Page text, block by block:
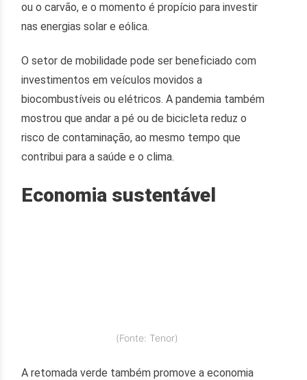
ou o carvão, e o momento é propício para investir
nas energias solar e eólica.
O setor de mobilidade pode ser beneficiado com
investimentos em veículos movidos a
biocombustíveis ou elétricos. A pandemia também
mostrou que andar a pé ou de bicicleta reduz o
risco de contaminação, ao mesmo tempo que
contribui para a saúde e o clima.
Economia sustentável
(Fonte: Tenor)
A retomada verde também promove a economia